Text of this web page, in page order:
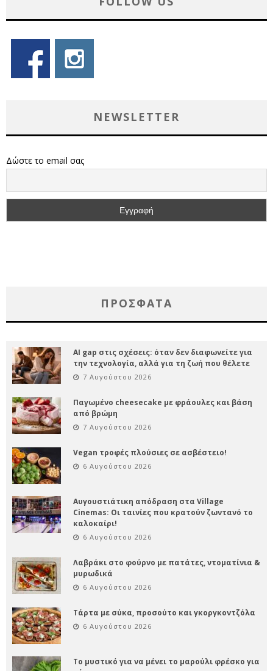
NEWSLETTER
Δώστε το email σας
ΠΡΌΣΦΑΤΑ
AI gap στις σχέσεις: όταν δεν διαφωνείτε για
την τεχνολογία, αλλά για τη ζωή που θέλετε
7 Αυγούστου 2026
Παγωμένο cheesecake με φράουλες και βάση
από βρώμη
7 Αυγούστου 2026
Vegan τροφές πλούσιες σε ασβέστειο!
6 Αυγούστου 2026
Αυγουστιάτικη απόδραση στα Village
Cinemas: Οι ταινίες που κρατούν ζωντανό το
καλοκαίρι!
6 Αυγούστου 2026
Λαβράκι στο φούρνο με πατάτες, ντοματίνια &
μυρωδικά
6 Αυγούστου 2026
Τάρτα με σύκα, προσούτο και γκοργκοντζόλα
6 Αυγούστου 2026
Το μυστικό για να μένει το μαρούλι φρέσκο για